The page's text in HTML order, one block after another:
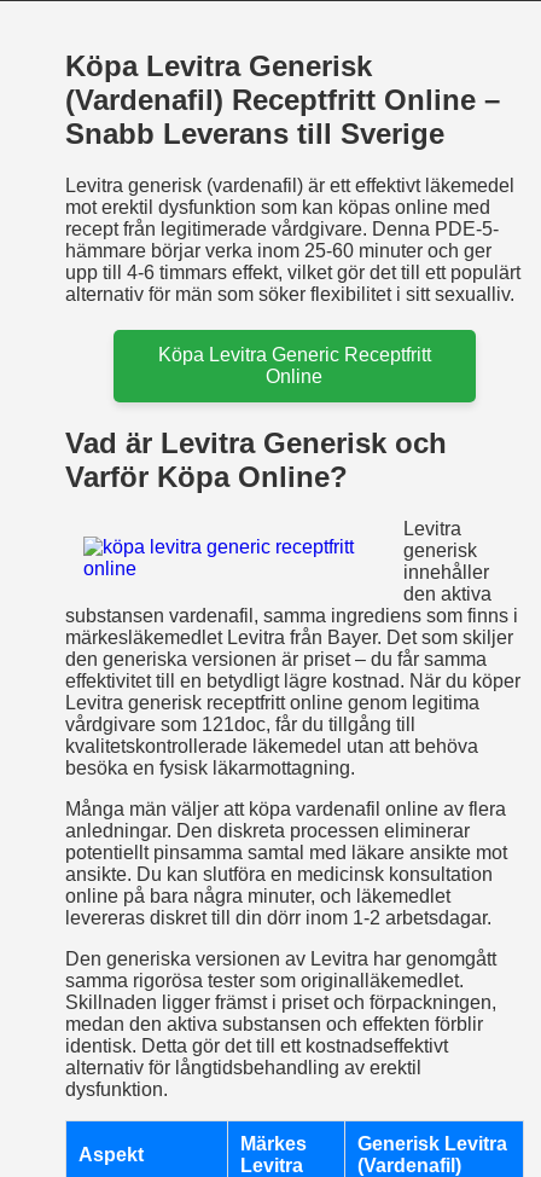
Köpa Levitra Generisk
(Vardenafil) Receptfritt Online –
Snabb Leverans till Sverige
Levitra generisk (vardenafil) är ett effektivt läkemedel
mot erektil dysfunktion som kan köpas online med
recept från legitimerade vårdgivare. Denna PDE-5-
hämmare börjar verka inom 25-60 minuter och ger
upp till 4-6 timmars effekt, vilket gör det till ett populärt
alternativ för män som söker flexibilitet i sitt sexualliv.
Köpa Levitra Generic Receptfritt
Online
Vad är Levitra Generisk och
Varför Köpa Online?
Levitra
generisk
innehåller
den aktiva
substansen vardenafil, samma ingrediens som finns i
märkesläkemedlet Levitra från Bayer. Det som skiljer
den generiska versionen är priset – du får samma
effektivitet till en betydligt lägre kostnad. När du köper
Levitra generisk receptfritt online genom legitima
vårdgivare som 121doc, får du tillgång till
kvalitetskontrollerade läkemedel utan att behöva
besöka en fysisk läkarmottagning.
Många män väljer att köpa vardenafil online av flera
anledningar. Den diskreta processen eliminerar
potentiellt pinsamma samtal med läkare ansikte mot
ansikte. Du kan slutföra en medicinsk konsultation
online på bara några minuter, och läkemedlet
levereras diskret till din dörr inom 1-2 arbetsdagar.
Den generiska versionen av Levitra har genomgått
samma rigorösa tester som originalläkemedlet.
Skillnaden ligger främst i priset och förpackningen,
medan den aktiva substansen och effekten förblir
identisk. Detta gör det till ett kostnadseffektivt
alternativ för långtidsbehandling av erektil
dysfunktion.
Aspekt
Märkes
Levitra
Generisk Levitra
(Vardenafil)